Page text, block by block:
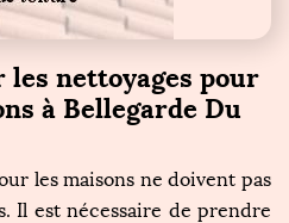
nettoyages pour
à Bellegarde Du
les maisons ne doivent pas
Il est nécessaire de prendre